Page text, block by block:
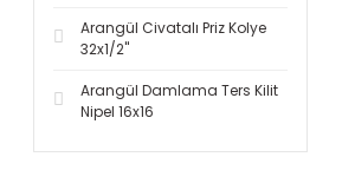
Arangül Civatalı Priz Kolye
32x1/2''
Arangül Damlama Ters Kilit
Nipel 16x16